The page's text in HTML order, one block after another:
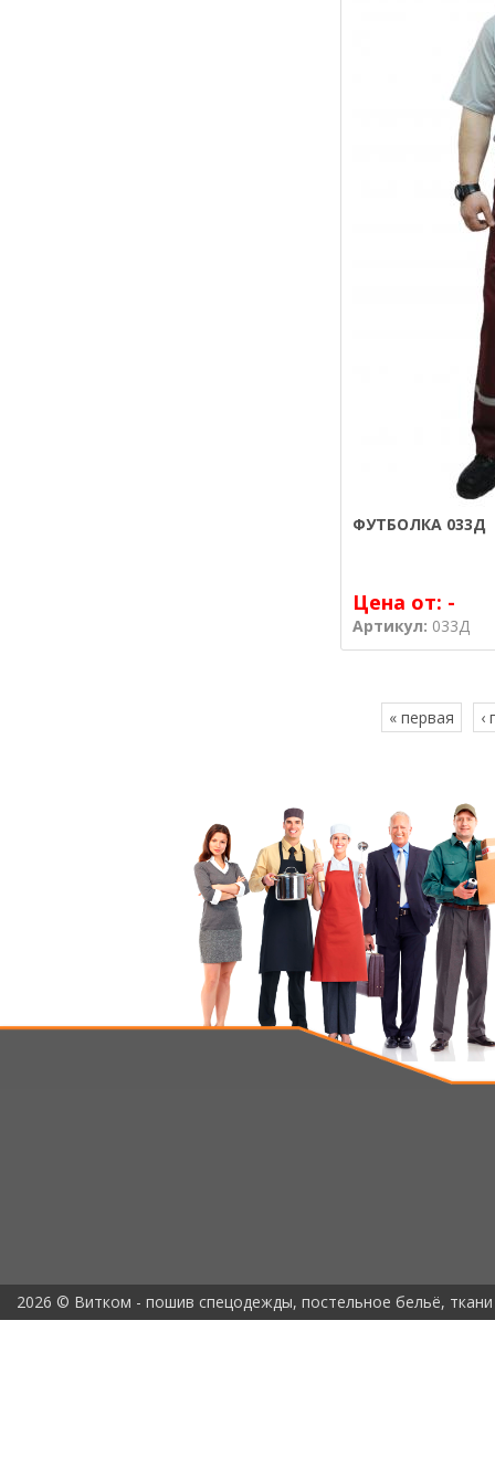
ФУТБОЛКА 033Д
Цена от: -
Артикул: 033Д
« первая ‹
2026 © Витком - пошив спецодежды, постельное бельё, ткани